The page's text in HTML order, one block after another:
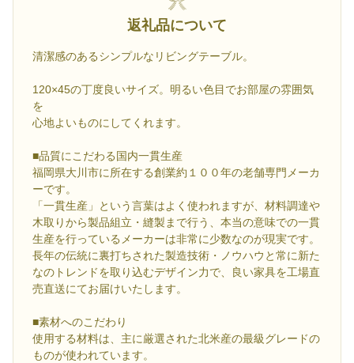
返礼品について
清潔感のあるシンプルなリビングテーブル。
120×45の丁度良いサイズ。明るい色目でお部屋の雰囲気
を
心地よいものにしてくれます。
■品質にこだわる国内一貫生産
福岡県大川市に所在する創業約１００年の老舗専門メーカ
ーです。
「一貫生産」という言葉はよく使われますが、材料調達や
木取りから製品組立・縫製まで行う、本当の意味での一貫
生産を行っているメーカーは非常に少数なのが現実です。
長年の伝統に裏打ちされた製造技術・ノウハウと常に新た
なのトレンドを取り込むデザイン力で、良い家具を工場直
売直送にてお届けいたします。
■素材へのこだわり
使用する材料は、主に厳選された北米産の最級グレードの
ものが使われています。